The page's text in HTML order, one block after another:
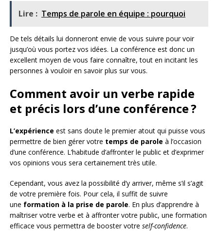
Lire : Temps de parole en équipe : pourquoi
De tels détails lui donneront envie de vous suivre pour voir
jusqu’où vous portez vos idées. La conférence est donc un
excellent moyen de vous faire connaître, tout en incitant les
personnes à vouloir en savoir plus sur vous.
Comment avoir un verbe rapide
et précis lors d’une conférence ?
L’expérience est sans doute le premier atout qui puisse vous
permettre de bien gérer votre temps de parole à l’occasion
d’une conférence. L’habitude d’affronter le public et d’exprimer
vos opinions vous sera certainement très utile.
Cependant, vous avez la possibilité d’y arriver, même s’il s’agit
de votre première fois. Pour cela, il suffit de suivre
une formation à la prise de parole. En plus d’apprendre à
maîtriser votre verbe et à affronter votre public, une formation
efficace vous permettra de booster votre self-confidence.